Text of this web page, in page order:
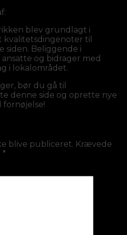
blev grundlagt i
kvalitetsdingenoter til
siden. Beliggende i
og bidrager med
i lokalområdet.
bør du gå til
denne side og oprette nye
fornøjelse!
blive publiceret. Krævede
*